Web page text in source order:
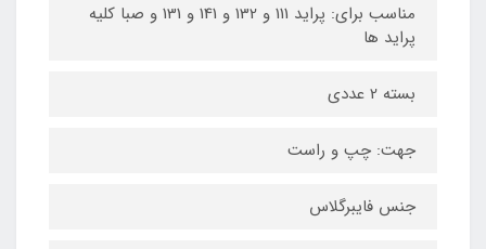
مناسب برای: پراید 111 و 132 و 141 و 131 و صبا کلیه
پراید ها
بسته 2 عددی
جهت: چپ و راست
جنس فایبرگلاس